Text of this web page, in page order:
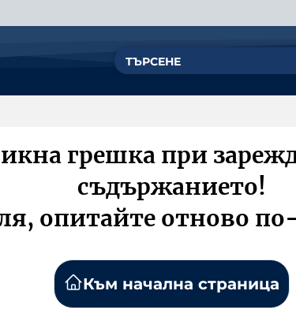
грешка при
съдържанието!
опитайте отново
Към начална страница